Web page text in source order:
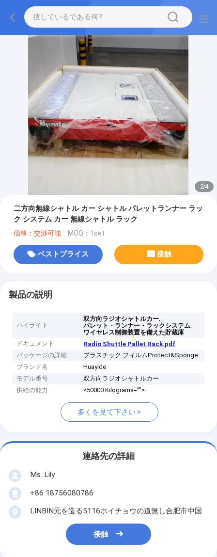
2/4
二方向無線シャトル カー シャトル パレットランナー ラッ
ク システム カー 無線シャトル ラック
価格：交渉可能 MOQ：1set
ベストプライス 接触
製品の説明
ハイライト
双方向ラジオシャトルカー,
パレット・ランナー・ラックシステム,
ワイヤレス制御装置を備えた貯蔵庫
ドキュメント
Radio Shuttle Pallet Rack.pdf
パッケージの詳細
プラスチック フィルムProtect&Sponge
ブランド名
Huayide
モデル番号
双方向ラジオシャトルカー
供給の能力
<50000 Kilograms="">
多くを見て下さい
連絡先の詳細
Ms. Lily
+86 18756080786
LINBIN元を造る5116ホイチョウの道無し合肥市中国
接触